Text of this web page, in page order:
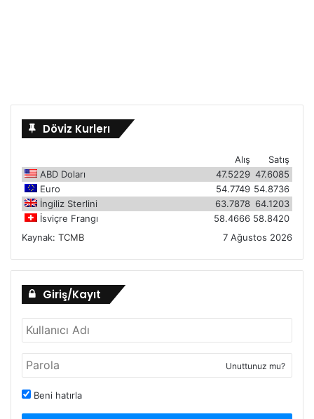
Döviz Kurlerı
Satış
Alış
ABD Doları
47.6085
47.5229
Euro
54.8736
54.7749
İngiliz Sterlini
64.1203
63.7878
İsviçre Frangı
58.8420
58.4666
Kaynak: TCMB 7 Ağustos 2026
Giriş/Kayıt
Unuttunuz mu?
Beni hatırla